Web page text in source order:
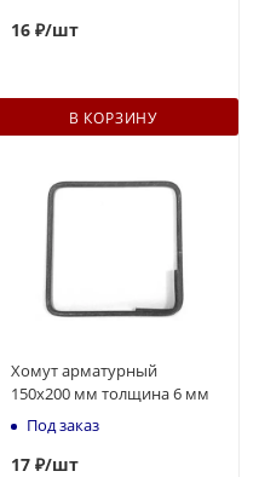
16 ₽/шт
В КОРЗИНУ
Хомут арматурный
150х200 мм толщина 6 мм
Под заказ
17 ₽/шт